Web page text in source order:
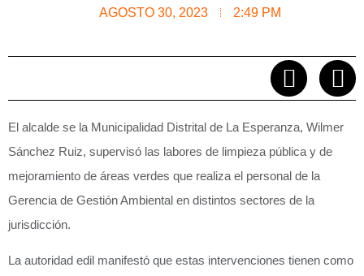
AGOSTO 30, 2023 2:49 PM
El alcalde se la Municipalidad Distrital de La Esperanza, Wilmer
Sánchez Ruiz, supervisó las labores de limpieza pública y de
mejoramiento de áreas verdes que realiza el personal de la
Gerencia de Gestión Ambiental en distintos sectores de la
jurisdicción.
La autoridad edil manifestó que estas intervenciones tienen como